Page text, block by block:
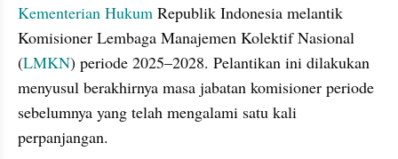
Kementerian Hukum Republik Indonesia melantik
Komisioner Lembaga Manajemen Kolektif Nasional
(LMKN) periode 2025–2028. Pelantikan ini dilakukan
menyusul berakhirnya masa jabatan komisioner periode
sebelumnya yang telah mengalami satu kali
perpanjangan.